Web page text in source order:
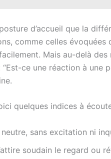
d’accueil que la
comme celles évoquées
Mais au-delà
“Est-ce une réaction à une
quelques indices à
sans excitation ni
soudain le regard ou